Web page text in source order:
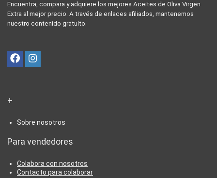
Encuentra, compara y adquiere los mejores Aceites de Oliva Virgen
Extra al mejor precio. A través de enlaces afiliados, mantenemos
nuestro contenido gratuito.
+
Sobre nosotros
Para vendedores
Colabora con nosotros
Contacto para colaborar